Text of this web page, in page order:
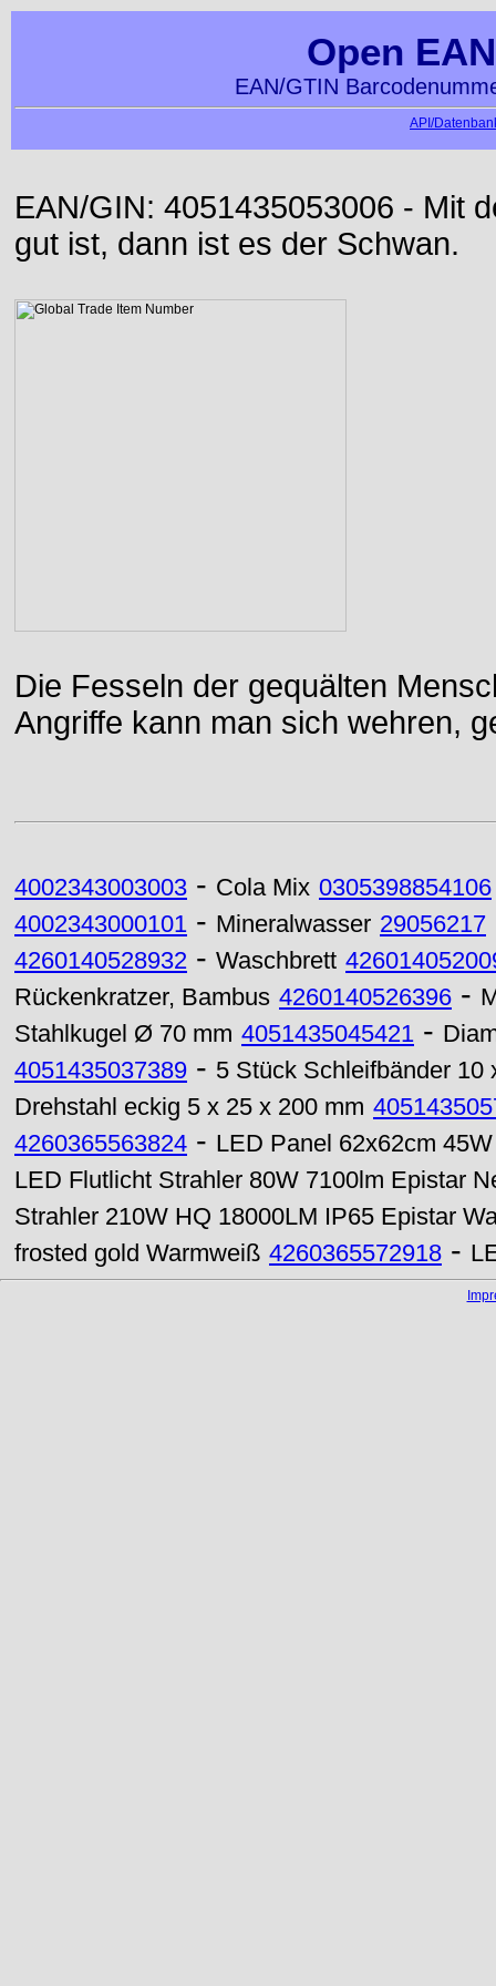
Open
EAN/GTIN
API/
EAN/GIN: 4051435053006 - Mit
gut ist, dann ist es der Schwan.
Die Fesseln der gequälten
Angriffe kann man sich wehren,
4002343003003 - Cola Mix 0305398854106
4002343000101 - Mineralwasser 29056217
4260140528932 - Waschbrett
Rückenkratzer, Bambus 4260140526396 -
Stahlkugel Ø 70 mm 4051435045421 -
4051435037389 - 5 Stück Schleifbänder 10
Drehstahl eckig 5 x 25 x 200 mm
4260365563824 - LED Panel 62x62cm
LED Flutlicht Strahler 80W 7100lm Epistar
Strahler 210W HQ 18000LM IP65 Epistar
frosted gold Warmweiß 4260365572918 -